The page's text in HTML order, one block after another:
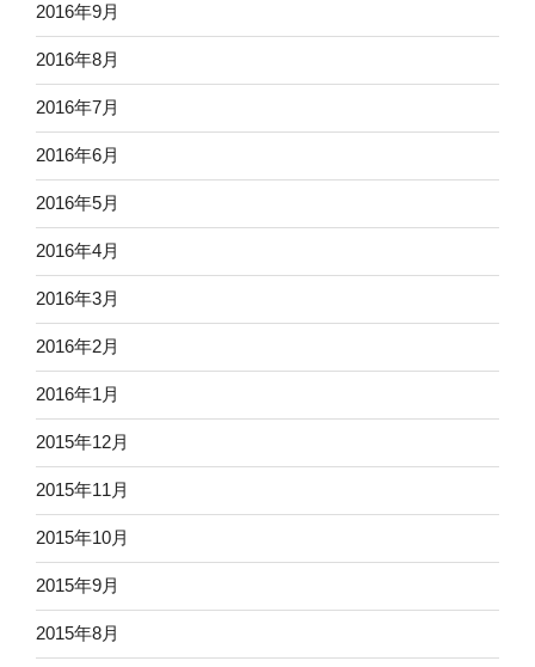
2016年9月
2016年8月
2016年7月
2016年6月
2016年5月
2016年4月
2016年3月
2016年2月
2016年1月
2015年12月
2015年11月
2015年10月
2015年9月
2015年8月